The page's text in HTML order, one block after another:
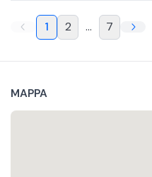
1 2 ... 7
MAPPA